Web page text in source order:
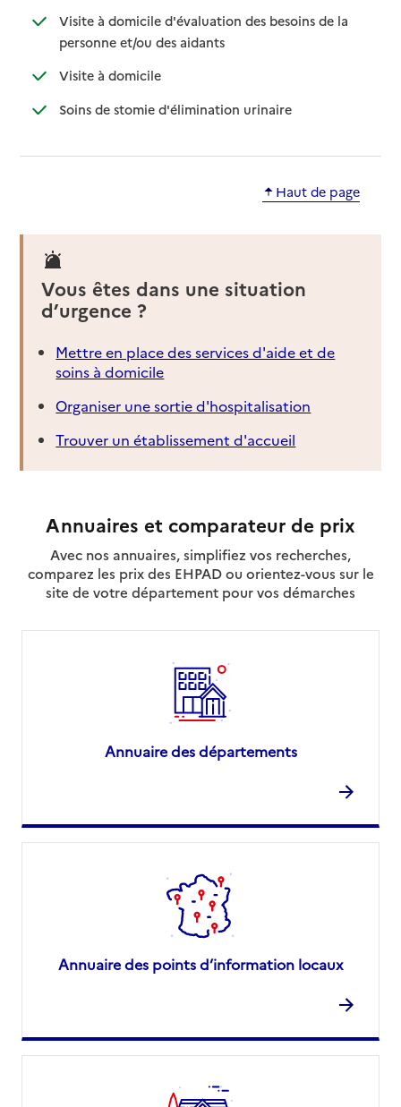
Visite à domicile d'évaluation des besoins de la
personne et/ou des aidants: disponible
: non disponible
Visite à domicile: disponible
: non disponible
Soins de stomie d'élimination urinaire: disponible
: non disponible
Haut de page
Vous êtes dans une situation
d’urgence ?
Mettre en place des services d'aide et de
soins à domicile
Organiser une sortie d'hospitalisation
Trouver un établissement d'accueil
Annuaires et comparateur de prix
Avec nos annuaires, simplifiez vos recherches,
comparez les prix des EHPAD ou orientez-vous sur le
site de votre département pour vos démarches
Annuaire des départements
Annuaire des points d’information locaux